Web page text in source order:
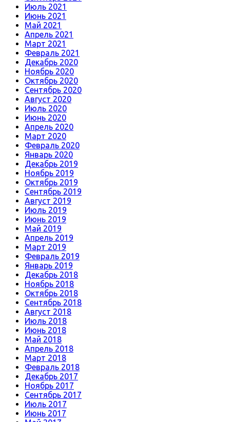
Июль 2021
Июнь 2021
Май 2021
Апрель 2021
Март 2021
Февраль 2021
Декабрь 2020
Ноябрь 2020
Октябрь 2020
Сентябрь 2020
Август 2020
Июль 2020
Июнь 2020
Апрель 2020
Март 2020
Февраль 2020
Январь 2020
Декабрь 2019
Ноябрь 2019
Октябрь 2019
Сентябрь 2019
Август 2019
Июль 2019
Июнь 2019
Май 2019
Апрель 2019
Март 2019
Февраль 2019
Январь 2019
Декабрь 2018
Ноябрь 2018
Октябрь 2018
Сентябрь 2018
Август 2018
Июль 2018
Июнь 2018
Май 2018
Апрель 2018
Март 2018
Февраль 2018
Декабрь 2017
Ноябрь 2017
Сентябрь 2017
Июль 2017
Июнь 2017